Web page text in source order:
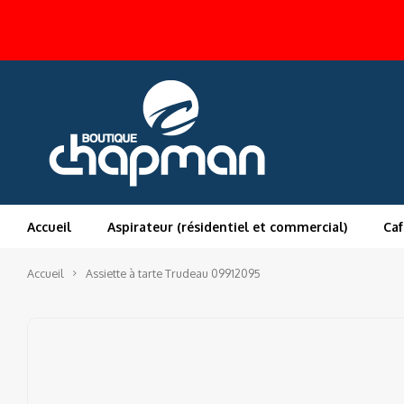
Accueil Aspirateur (résidentiel et commercial)
Accueil Assiette à tarte Trudeau 09912095